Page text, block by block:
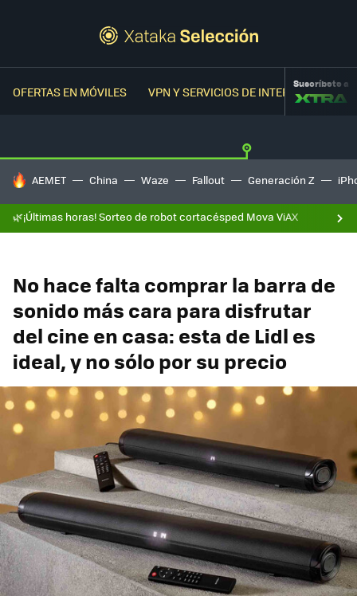
OFERTAS EN MÓVILES VPN Y SERVICIOS DE INTERNETSuscríbete a
HOY SE HABLA DE
AEMET China Waze Fallout Generación Z
🌿¡Últimas horas! Sorteo de robot cortacésped Mova ViAX
No hace falta comprar la barra de
sonido más cara para disfrutar
del cine en casa: esta de Lidl es
ideal, y no sólo por su precio